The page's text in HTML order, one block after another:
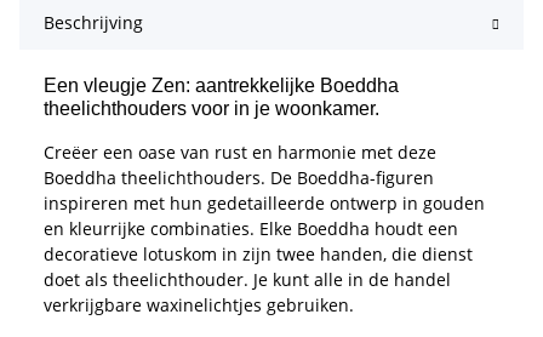
Beschrijving
Een vleugje Zen: aantrekkelijke Boeddha
theelichthouders voor in je woonkamer.
Creëer een oase van rust en harmonie met deze
Boeddha theelichthouders. De Boeddha-figuren
inspireren met hun gedetailleerde ontwerp in gouden
en kleurrijke combinaties. Elke Boeddha houdt een
decoratieve lotuskom in zijn twee handen, die dienst
doet als theelichthouder. Je kunt alle in de handel
verkrijgbare waxinelichtjes gebruiken.